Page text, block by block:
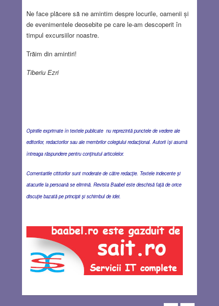
Ne face plăcere să ne amintim despre locurile, oamenii și
de evenimentele deosebite pe care le-am descoperit în
timpul excursiilor noastre.
Trăim din amintiri!
Tiberiu Ezri
Opiniile exprimate în textele publicate nu reprezintă punctele de vedere ale
editorilor, redactorilor sau ale membrilor colegiului redacţional. Autorii îşi asumă
întreaga răspundere pentru conţinutul articolelor.
Comentariile cititorilor sunt moderate de către redacţie. Textele indecente şi
atacurile la persoană se elimină. Revista Baabel este deschisă faţă de orice
discuţie bazată pe principii şi schimbul de idei.